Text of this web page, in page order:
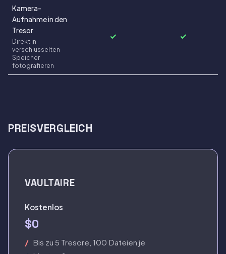
Kamera-
Aufnahme in den
Tresor
Direkt in
verschlusselten
Speicher
fotografieren
✓ ✓
PREISVERGLEICH
VAULTAIRE
Kostenlos
$0
Bis zu 5 Tresore, 100 Dateien je